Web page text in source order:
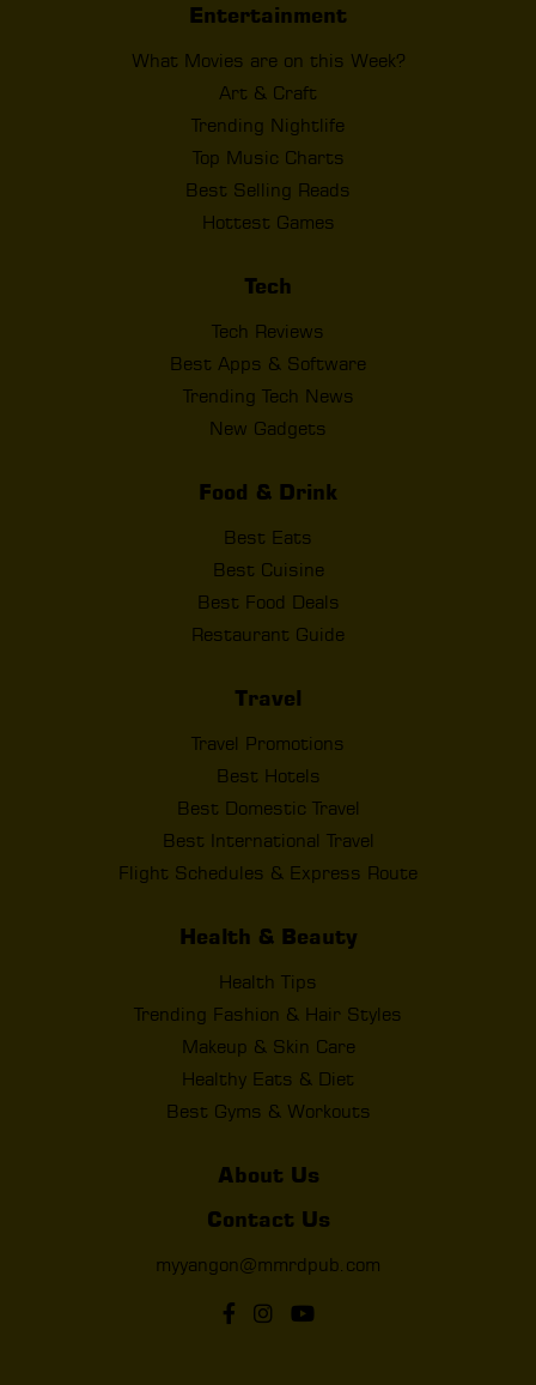
Entertainment
What Movies are on this Week?
Art & Craft
Trending Nightlife
Top Music Charts
Best Selling Reads
Hottest Games
Tech
Tech Reviews
Best Apps & Software
Trending Tech News
New Gadgets
Food & Drink
Best Eats
Best Cuisine
Best Food Deals
Restaurant Guide
Travel
Travel Promotions
Best Hotels
Best Domestic Travel
Best International Travel
Flight Schedules & Express Route
Health & Beauty
Health Tips
Trending Fashion & Hair Styles
Makeup & Skin Care
Healthy Eats & Diet
Best Gyms & Workouts
About Us
Contact Us
myyangon@mmrdpub.com